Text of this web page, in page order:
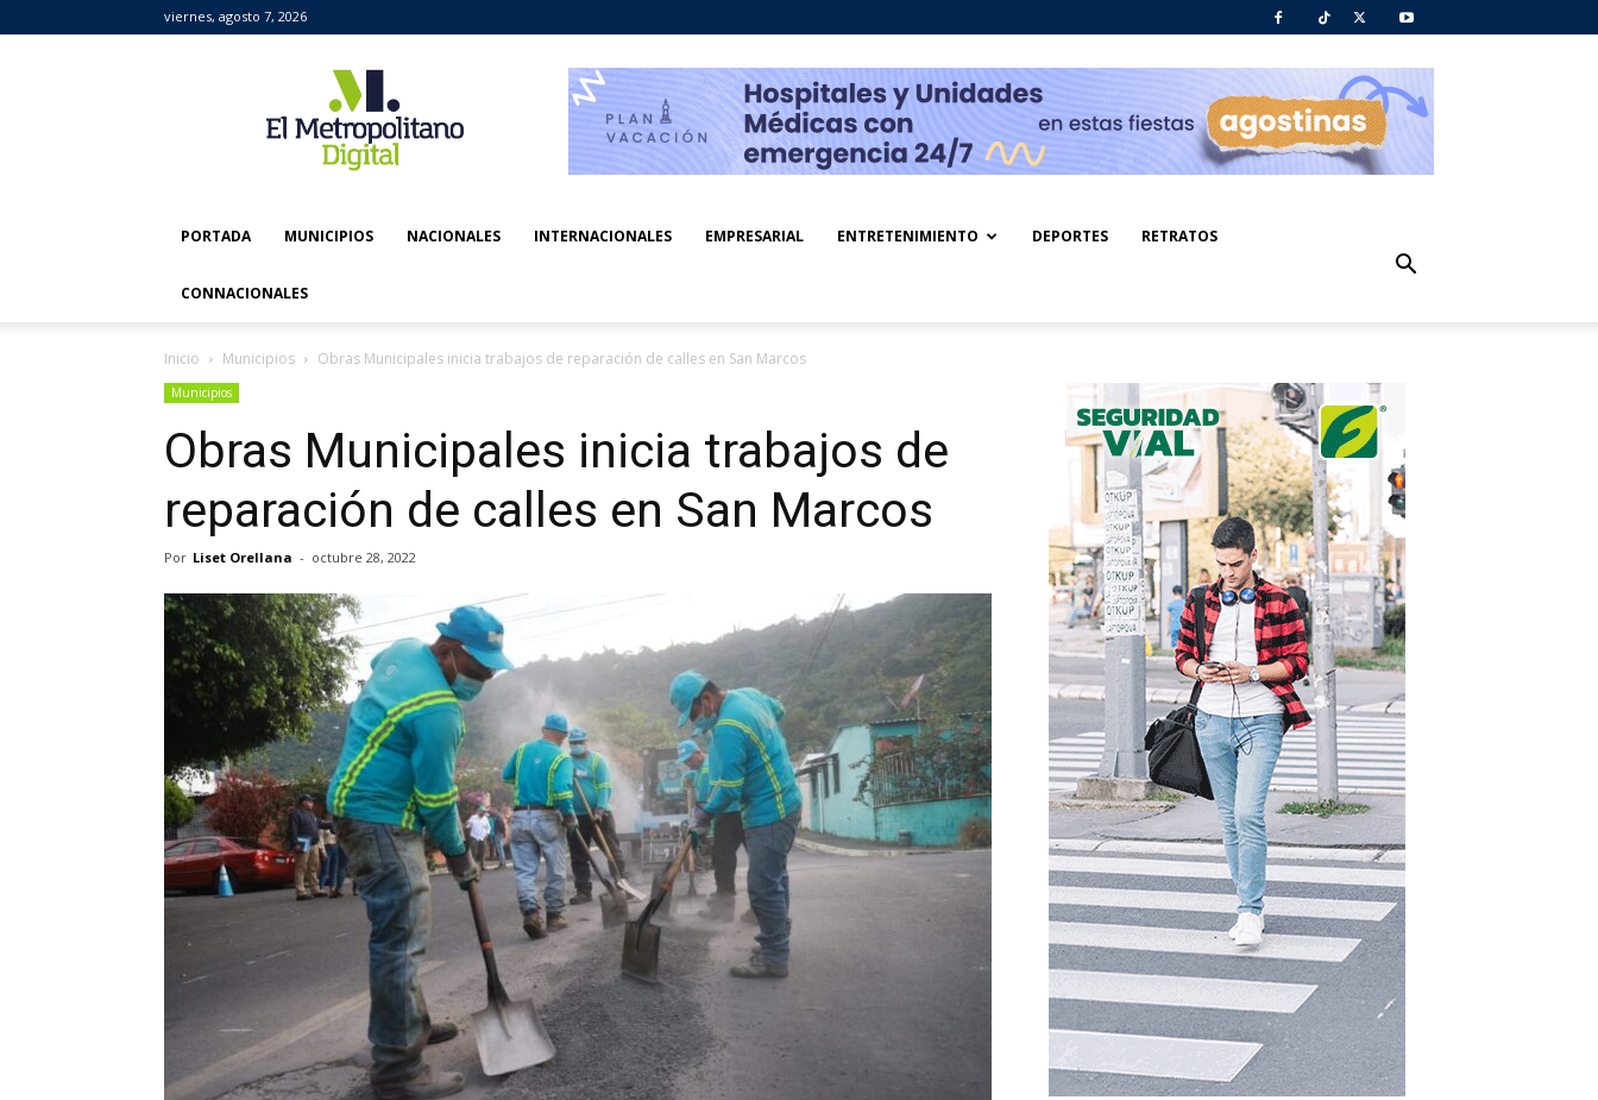
viernes, agosto 7, 2026
Metropolitano
Digital
PORTADA MUNICIPIOS NACIONALES INTERNACIONALES EMPRESARIAL ENTRETENIMIENTO DEPORTES RETRATOS
CONNACIONALES
Inicio Municipios Obras Municipales inicia trabajos de reparación de calles en San Marcos
Municipios
Obras Municipales inicia trabajos de
reparación de calles en San Marcos
Por Liset Orellana - octubre 28, 2022